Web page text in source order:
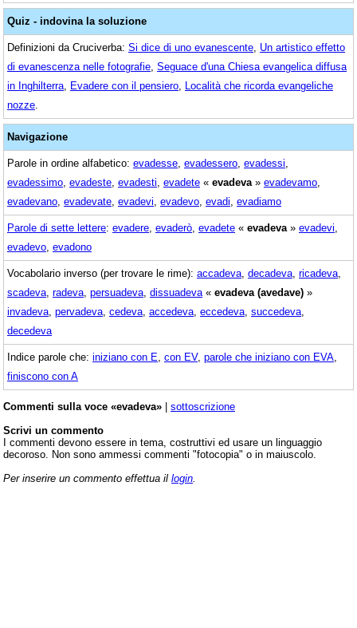
Quiz - indovina la soluzione
Definizioni da Cruciverba: Si dice di uno evanescente Un artistico effetto
di evanescenza nelle fotografie Seguace d'una Chiesa evangelica diffusa
in Inghilterra Evadere con il pensiero Località che ricorda evangeliche
nozze
Navigazione
Parole in ordine alfabetico: evadesse evadessero evadessi
evadessimo evadeste evadesti evadete « evadeva » evadevamo
evadevano evadevate evadevi evadevo evadi evadiamo
Parole di sette lettere: evadere evaderò evadete « evadeva » evadevi
evadevo evadono
Vocabolario inverso (per trovare le rime): accadeva decadeva ricadeva
scadeva radeva persuadeva dissuadeva « evadeva (avedave) »
invadeva pervadeva cedeva accedeva eccedeva succedeva
decedeva
Indice parole che: iniziano con E con EV, parole che iniziano con EVA
finiscono con A
Commenti sulla voce «evadeva» | sottoscrizione
Scrivi un commento
I commenti devono essere in tema, costruttivi ed usare un linguaggio
decoroso. Non sono ammessi commenti "fotocopia" o in maiuscolo.
Per inserire un commento effettua il login